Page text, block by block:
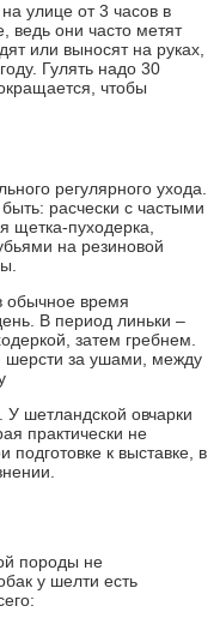
улице от 3 часов в
ведь они часто метят
или выносят на руках,
Гулять надо 30
чтобы
регулярного ухода.
расчески с частыми
щетка-пуходерка,
на резиновой
обычное время
В период линьки –
затем гребнем.
шерсти за ушами, между
шетландской овчарки
практически не
к выставке, в
породы не
у шелти есть